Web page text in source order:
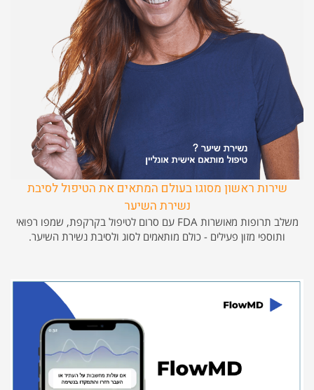
שירות ראשון מסוגו בעולם המתאים את הטיפול לסיבת
נשירת השיער
משלב תרופות מאושרות FDA עם סרום לטיפול בקרקפת, שמפו רפואי
ותוספי מזון פעילים - כולם מותאמים לסוג ולסיבת נשירת השיער.